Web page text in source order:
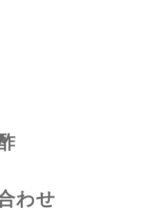
り
り
ん酢
合わせ